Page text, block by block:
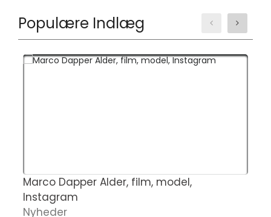
Populære Indlæg
Marco Dapper Alder, film, model,
Instagram
Nyheder